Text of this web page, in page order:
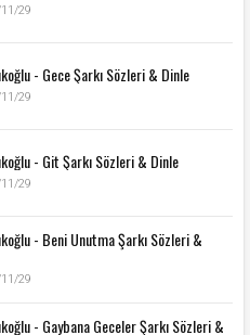
29
- Gece Şarkı Sözleri & Dinle
29
- Git Şarkı Sözleri & Dinle
29
- Beni Unutma Şarkı Sözleri &
29
- Gaybana Geceler Şarkı Sözleri &